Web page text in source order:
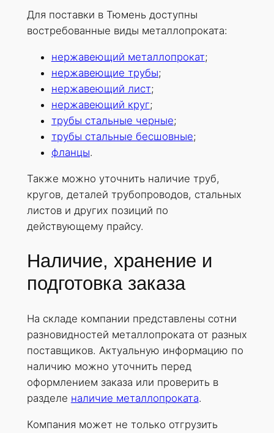
Для поставки в Тюмень доступны
востребованные виды металлопроката:
нержавеющий металлопрокат;
нержавеющие трубы;
нержавеющий лист;
нержавеющий круг;
трубы стальные черные;
трубы стальные бесшовные;
фланцы.
Также можно уточнить наличие труб,
кругов, деталей трубопроводов, стальных
листов и других позиций по
действующему прайсу.
Наличие, хранение и
подготовка заказа
На складе компании представлены сотни
разновидностей металлопроката от разных
поставщиков. Актуальную информацию по
наличию можно уточнить перед
оформлением заказа или проверить в
разделе наличие металлопроката.
Компания может не только отгрузить